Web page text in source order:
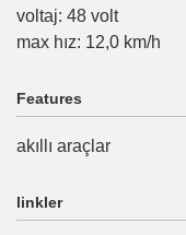
voltaj: 48 volt
max hız: 12,0 km/h
Features
akıllı araçlar
linkler